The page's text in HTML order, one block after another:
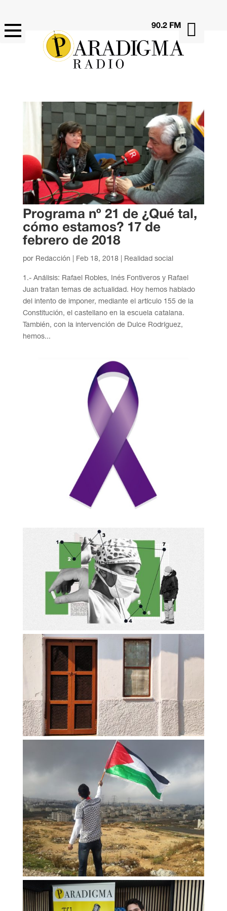

90.2 FM
Programa nº 21 de ¿Qué tal,
cómo estamos? 17 de
febrero de 2018
por Redacción Feb 18, 2018 Realidad social
1.- Análisis: Rafael Robles, Inés Fontiveros y Rafael
Juan tratan temas de actualidad. Hoy hemos hablado
del intento de imponer, mediante el artículo 155 de la
Constitución, el castellano en la escuela catalana.
También, con la intervención de Dulce Rodríguez,
hemos...